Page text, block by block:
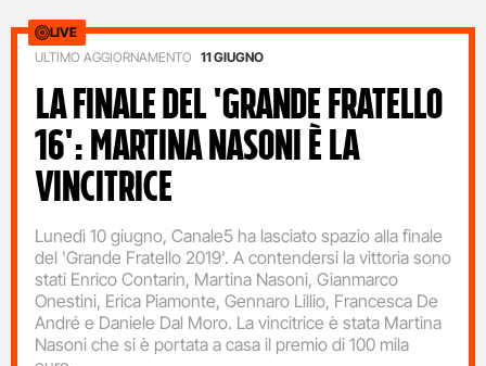
LIVE
ULTIMO AGGIORNAMENTO 11 GIUGNO
LA FINALE DEL 'GRANDE FRATELLO
16': MARTINA NASONI È LA
VINCITRICE
Lunedì 10 giugno, Canale5 ha lasciato spazio alla finale
del 'Grande Fratello 2019'. A contendersi la vittoria sono
stati Enrico Contarin, Martina Nasoni, Gianmarco
Onestini, Erica Piamonte, Gennaro Lillio, Francesca De
André e Daniele Dal Moro. La vincitrice è stata Martina
Nasoni che si è portata a casa il premio di 100 mila